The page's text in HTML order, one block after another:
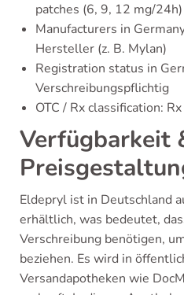
patches (6, 9, 12 mg/24h)
Manufacturers in
Hersteller (z. B. Mylan)
Registration status in
Verschreibungspflichtig
OTC / Rx classification: Rx
Verfügbarkeit
Eldepryl ist in Deutschland
erhältlich, was bedeutet,
Verschreibung benötigen,
beziehen. Es wird in
Versandapotheken wie